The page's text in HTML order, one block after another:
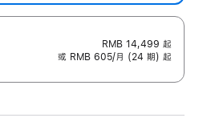
RMB 14,499 起
或 RMB 605/月 (24 期) 起